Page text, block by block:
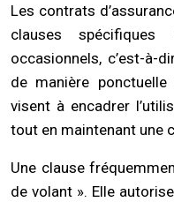
Les contrats
clauses spécifiques
occasionnels, c’est-à-
de manière
visent à encadrer
tout en maintenant une
Une clause
de volant ». Elle